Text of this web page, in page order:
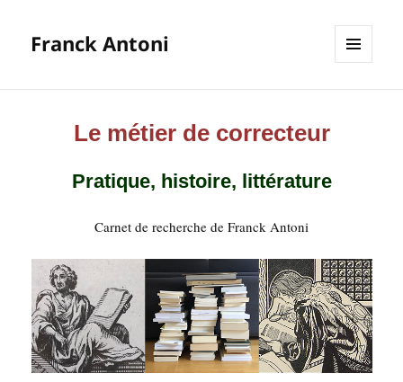
Franck Antoni
ET
Le métier de correcteur
Pratique, histoire, littérature
Car­net de recherche de Franck Antoni